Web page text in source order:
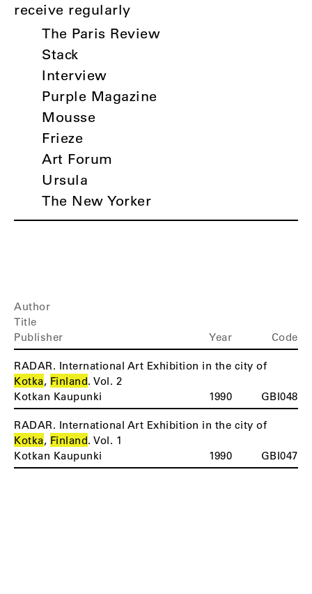
receive regularly
The Paris Review
Stack
Interview
Purple Magazine
Mousse
Frieze
Art Forum
Ursula
The New Yorker
Author
Title
Publisher
Year Code
RADAR. International Art Exhibition in the city of
Kotka, Finland. Vol. 2
Kotkan Kaupunki
1990 GBI048
RADAR. International Art Exhibition in the city of
Kotka, Finland. Vol. 1
Kotkan Kaupunki
1990 GBI047